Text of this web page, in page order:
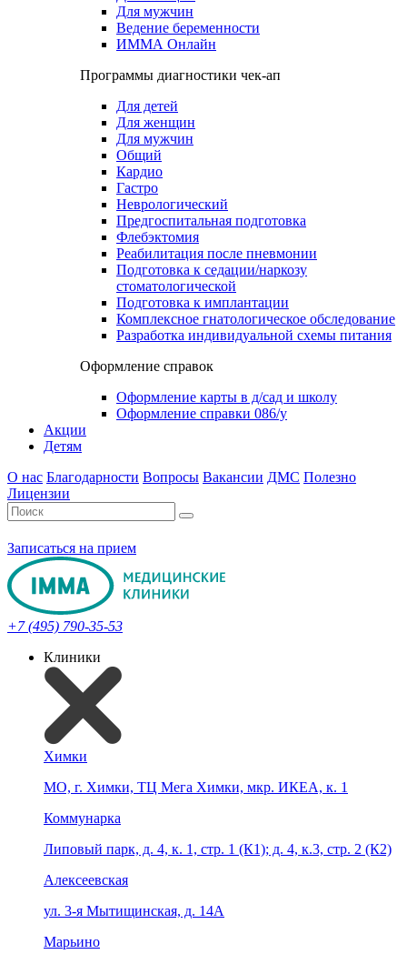
Для мужчин
Ведение беременности
ИММА Онлайн
Программы диагностики чек-ап
Для детей
Для женщин
Для мужчин
Общий
Кардио
Гастро
Неврологический
Предгоспитальная подготовка
Флебэктомия
Реабилитация после пневмонии
Подготовка к седации/наркозу
стоматологической
Подготовка к имплантации
Комплексное гнатологическое обследование
Разработка индивидуальной схемы питания
Оформление справок
Оформление карты в д/сад и школу
Оформление справки 086/у
Акции
Детям
О нас Благодарности Вопросы Вакансии ДМС Полезно
Лицензии
Записаться на прием
+7 (495) 790-35-53
Клиники
Химки
МО, г. Химки, ТЦ Мега Химки, мкр. ИКЕА, к. 1
Коммунарка
Липовый парк, д. 4, к. 1, стр. 1 (К1); д. 4, к.3, стр. 2 (К2)
Алексеевская
ул. 3-я Мытищинская, д. 14А
Марьино